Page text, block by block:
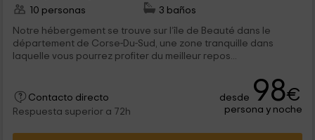
10 personas
3 baños
Notre hébergement se trouve sur l’île de Beauté dans le
département de Corse-Du-Sud, une zone tranquille dans
laquelle vous pourrez profiter du meilleur repos...
Contacto directo
Respuesta superior a 72h
desde 98€
persona y noche